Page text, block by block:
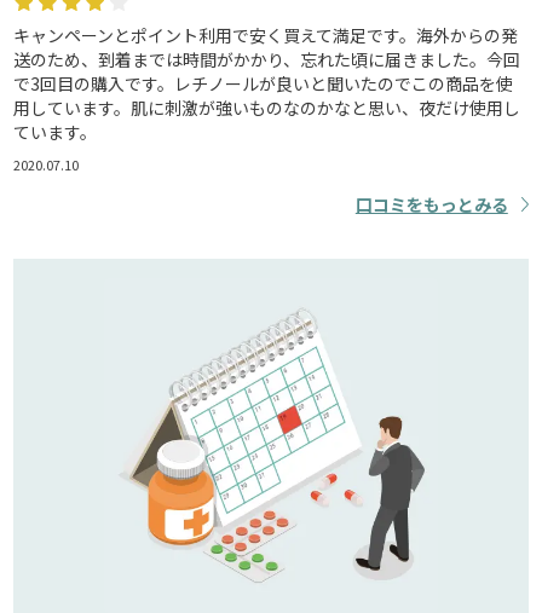
キャンペーンとポイント利用で安く買えて満足です。海外からの発
送のため、到着までは時間がかかり、忘れた頃に届きました。今回
で3回目の購入です。レチノールが良いと聞いたのでこの商品を使
用しています。肌に刺激が強いものなのかなと思い、夜だけ使用し
ています。
2020.07.10
口コミをもっとみる